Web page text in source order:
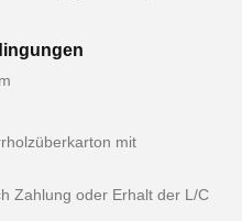
mit
Zahlung oder Erhalt der L/C